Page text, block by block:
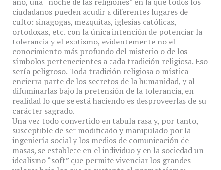
ciudadanos pueden acudir a diferentes lugares de
culto: sinagogas, mezquitas, iglesias católicas,
ortodoxas, etc. con la única intención de potenciar la
tolerancia y el exotismo, evidentemente no el
conocimiento más profundo del misterio o de los
símbolos pertenecientes a cada tradición religiosa. Eso
sería peligroso. Toda tradición religiosa o mística
encierra parte de los secretos de la humanidad, y al
difuminarlas bajo la pretensión de la tolerancia, en
realidad lo que se está haciendo es desproveerlas de su
carácter sagrado.
Una vez todo convertido en tabula rasa y, por tanto,
susceptible de ser modificado y manipulado por la
ingeniería social y los medios de comunicación de
masas, se establece en el individuo y en la sociedad un
idealismo “soft” que permite vivenciar los grandes